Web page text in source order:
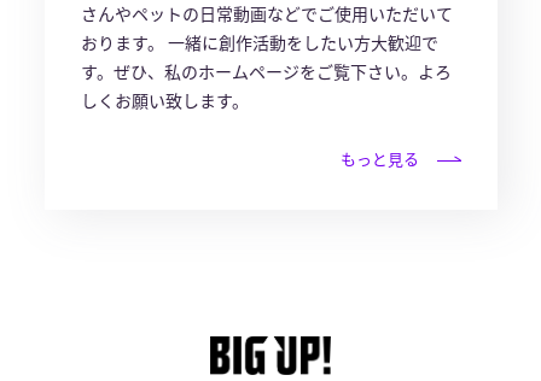
さんやペットの日常動画などでご使用いただいて
おります。 一緒に創作活動をしたい方大歓迎で
す。ぜひ、私のホームページをご覧下さい。よろ
しくお願い致します。
もっと見る